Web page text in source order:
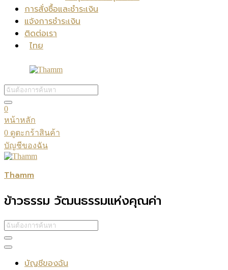
การสั่งซื้อและชำระเงิน
แจ้งการชำระเงิน
ติดต่อเรา
ไทย
0
หน้าหลัก
0 ดูตะกร้าสินค้า
บัญชีของฉัน
Thamm
ข้าวธรรม วัฒนธรรมแห่งคุณค่า
บัญชีของฉัน